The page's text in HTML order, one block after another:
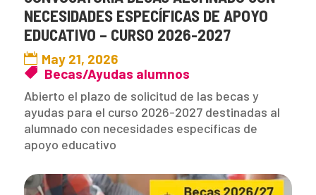
NECESIDADES ESPECÍFICAS DE APOYO
EDUCATIVO – CURSO 2026-2027
May 21, 2026
Becas/Ayudas alumnos
Abierto el plazo de solicitud de las becas y
ayudas para el curso 2026-2027 destinadas al
alumnado con necesidades específicas de
apoyo educativo